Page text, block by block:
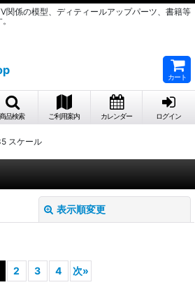
関係の模型、ディティールアップパーツ、書籍等
カート
商品検索 ご利用案内 カレンダー ログイン
スケール
表示順変更
2 3 4 次»